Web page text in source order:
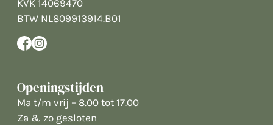
KVK 14069470
BTW NL809913914.B01
Openingstijden
Ma t/m vrij – 8.00 tot 17.00
Za & zo gesloten